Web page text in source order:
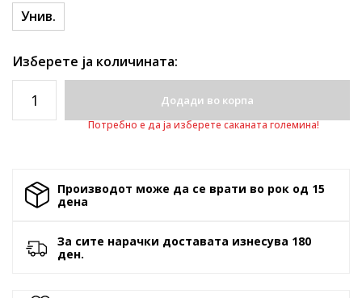
Унив.
Изберете ја количината:
Додади во корпа
Потребно е да ја изберете саканата големина!
Производот може да се врати во рок од 15
денa
За сите нарачки доставата изнесува 180
ден.